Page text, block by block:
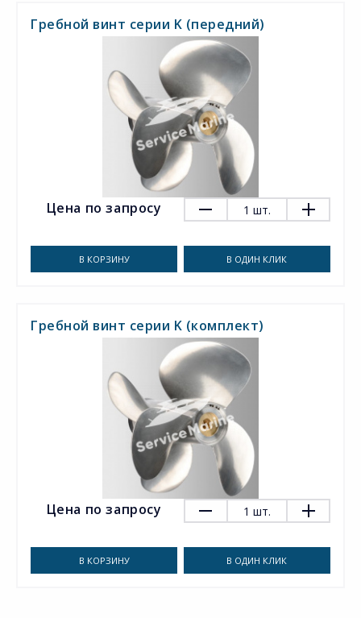
Гребной винт серии K (передний)
Цена по запросу 1 шт.
В КОРЗИНУ В ОДИН КЛИК
Гребной винт серии K (комплект)
Цена по запросу 1 шт.
В КОРЗИНУ В ОДИН КЛИК